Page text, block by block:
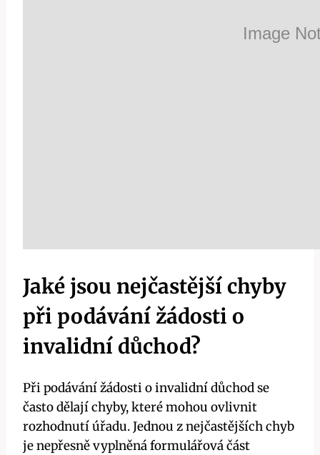
Jaké jsou nejčastější chyby
při podávání žádosti o
invalidní důchod?
Při podávání žádosti o invalidní důchod se
často dělají chyby, které mohou ovlivnit
rozhodnutí úřadu. Jednou z nejčastějších chyb
je nepřesně vyplněná formulářová část